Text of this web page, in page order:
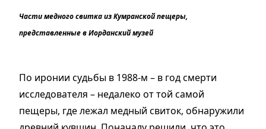
Части медного свитка из Кумранской пещеры,
представленные в Иорданский музей
По иронии судьбы в 1988-м – в год смерти
исследователя – недалеко от той самой
пещеры, где лежал медный свиток, обнаружили